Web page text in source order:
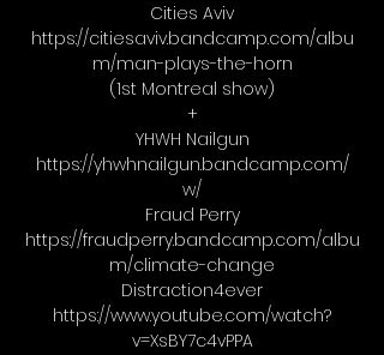
Cities Aviv
https://citiesaviv.bandcamp.com/albu
m/man-plays-the-horn
(1st Montreal show)
+
YHWH Nailgun
https://yhwhnailgun.bandcamp.com/
w/
Fraud Perry
https://fraudperry.bandcamp.com/albu
m/climate-change
Distraction4ever
https://www.youtube.com/watch?
v=XsBY7c4vPPA